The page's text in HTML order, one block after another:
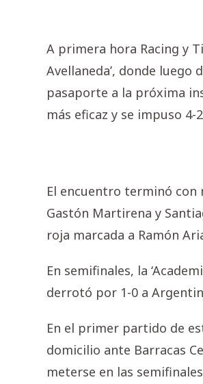
A primera hora Racing y
Avellaneda’, donde
pasaporte a la próxima
más eficaz y se impuso
El encuentro terminó con
Gastón Martirena y
roja marcada a Ramón
En semifinales, la
derrotó por 1-0 a
En el primer partido de
domicilio ante Barracas
meterse en las